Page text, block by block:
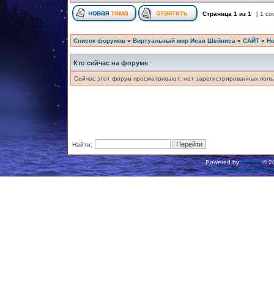
Страница 1 из 1 [ 1
Список форумов » Виртуальный мир Исая Шейниса » САЙТ »
Кто сейчас на форуме
Сейчас этот форум просматривают: нет зарегистрированных
Найти:
Powered byphpBB©
Русская поддержка